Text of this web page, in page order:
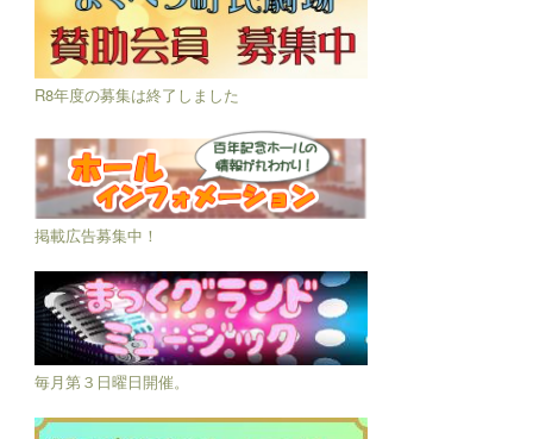
R8年度の募集は終了しました
掲載広告募集中！
毎月第３日曜日開催。